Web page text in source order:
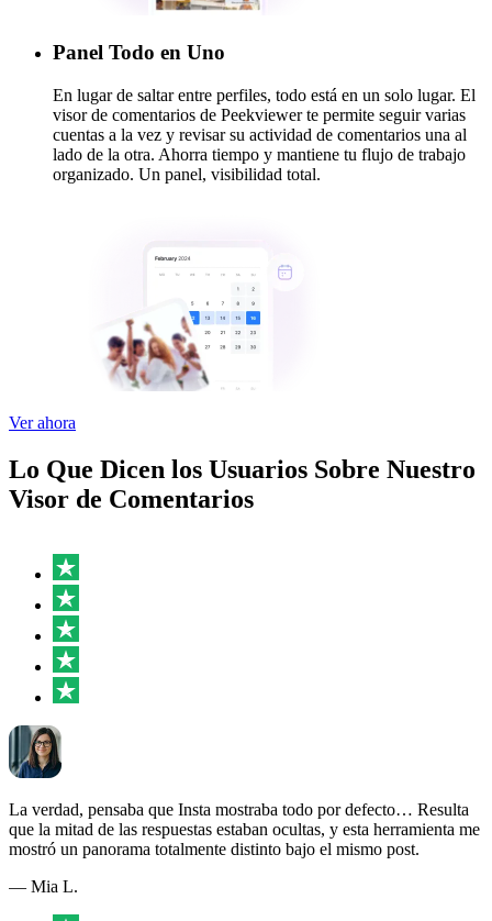
Panel Todo en Uno
En lugar de saltar entre perfiles, todo está en un solo lugar. El
visor de comentarios de Peekviewer te permite seguir varias
cuentas a la vez y revisar su actividad de comentarios una al
lado de la otra. Ahorra tiempo y mantiene tu flujo de trabajo
organizado. Un panel, visibilidad total.
Ver ahora
Lo Que Dicen los Usuarios Sobre Nuestro
Visor de Comentarios
La verdad, pensaba que Insta mostraba todo por defecto… Resulta
que la mitad de las respuestas estaban ocultas, y esta herramienta me
mostró un panorama totalmente distinto bajo el mismo post.
— Mia L.